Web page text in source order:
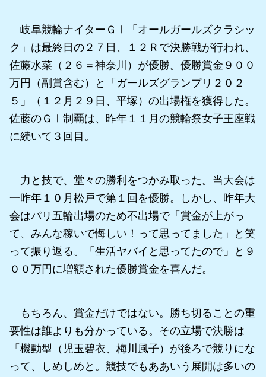
岐阜競輪ナイターＧⅠ「オールガールズクラシッ
ク」は最終日の２７日、１２Ｒで決勝戦が行われ、
佐藤水菜（２６＝神奈川）が優勝。優勝賞金９００
万円（副賞含む）と「ガールズグランプリ２０２
５」（１２月２９日、平塚）の出場権を獲得した。
佐藤のＧⅠ制覇は、昨年１１月の競輪祭女子王座戦
に続いて３回目。
力と技で、堂々の勝利をつかみ取った。当大会は
一昨年１０月松戸で第１回を優勝。しかし、昨年大
会はパリ五輪出場のため不出場で「賞金が上がっ
て、みんな稼いで悔しい！って思ってました」と笑
って振り返る。「生活ヤバイと思ってたので」と９
００万円に増額された優勝賞金を喜んだ。
もちろん、賞金だけではない。勝ち切ることの重
要性は誰よりも分かっている。その立場で決勝は
「機動型（児玉碧衣、梅川風子）が後ろで競りにな
って、しめしめと。競技でもああいう展開は多いの